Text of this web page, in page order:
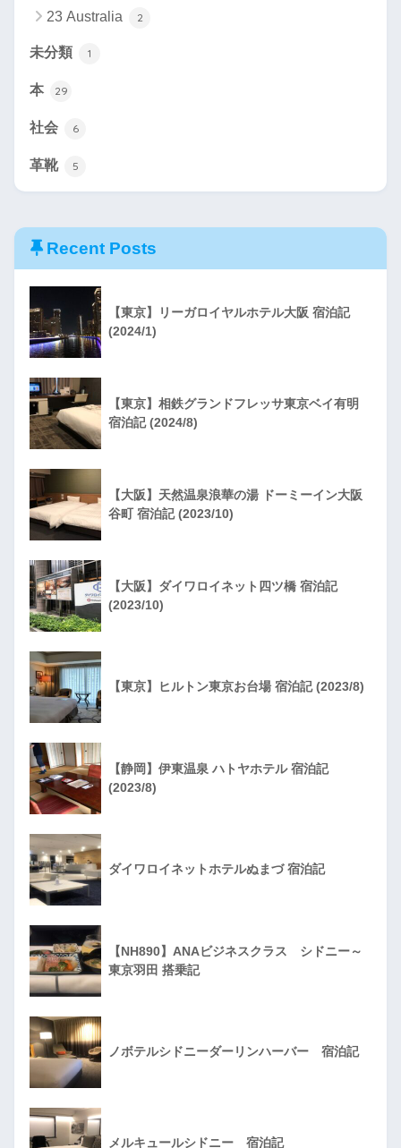
23 Australia 2
未分類 1
本 29
社会 6
革靴 5
Recent Posts
【東京】リーガロイヤルホテル大阪 宿泊記
(2024/1)
【東京】相鉄グランドフレッサ東京ベイ有明
宿泊記 (2024/8)
【大阪】天然温泉浪華の湯 ドーミーイン大阪
谷町 宿泊記 (2023/10)
【大阪】ダイワロイネット四ツ橋 宿泊記
(2023/10)
【東京】ヒルトン東京お台場 宿泊記 (2023/8)
【静岡】伊東温泉 ハトヤホテル 宿泊記
(2023/8)
ダイワロイネットホテルぬまづ 宿泊記
【NH890】ANAビジネスクラス シドニー～
東京羽田 搭乗記
ノボテルシドニーダーリンハーバー 宿泊記
メルキュールシドニー 宿泊記